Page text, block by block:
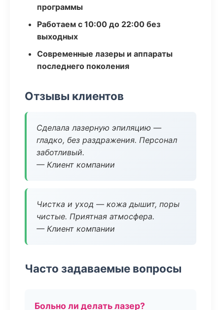
программы
Работаем с 10:00 до 22:00 без
выходных
Современные лазеры и аппараты
последнего поколения
Отзывы клиентов
Сделала лазерную эпиляцию —
гладко, без раздражения. Персонал
заботливый.
— Клиент компании
Чистка и уход — кожа дышит, поры
чистые. Приятная атмосфера.
— Клиент компании
Часто задаваемые вопросы
Больно ли делать лазер?